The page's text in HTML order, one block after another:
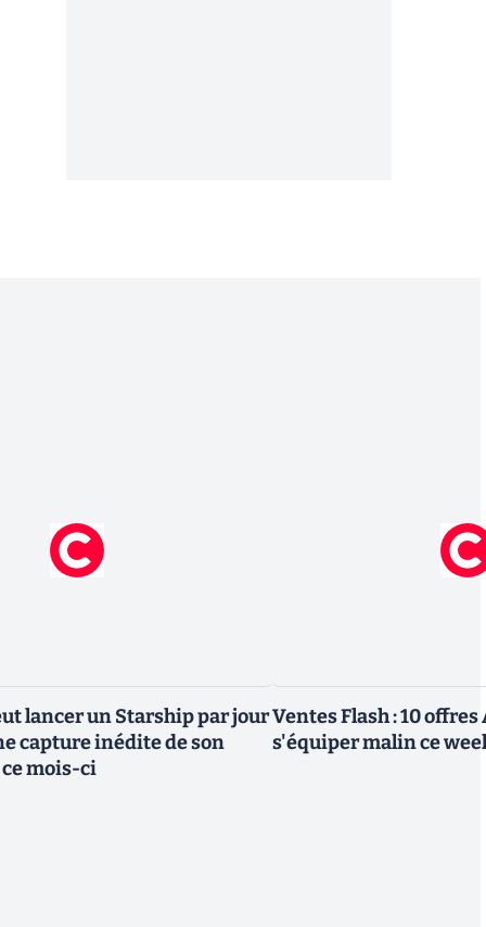
lancer un Starship par jour
capture inédite de son
mois-ci
Ventes Flash : 10
s'équiper malin ce